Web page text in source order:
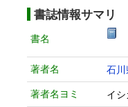
書誌情報サマリ
書名
著者名 石川
著者名ヨミ イ